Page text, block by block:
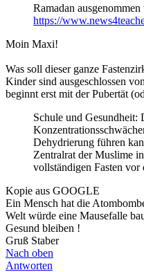
Ramadan
https://
Moin Maxi!
Was soll dieser ganze
Kinder sind ausgeschlossen
beginnt erst mit der Pubertät
Schule und Gesundheit:
Dehydrierung führen
Zentralrat der Muslime
vollständigen Fasten vor
Kopie aus GOOGLE
Ein Mensch hat die
Welt würde eine Mausefalle
Gesund bleiben !
Gruß Staber
Nach oben
Antworten